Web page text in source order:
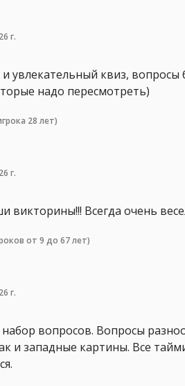
г.
увлекательный квиз,
надо пересмотреть)
28 лет)
г.
викторины!!! Всегда очень
от 9 до 67 лет)
г.
вопросов. Вопросы
и западные картины. Все